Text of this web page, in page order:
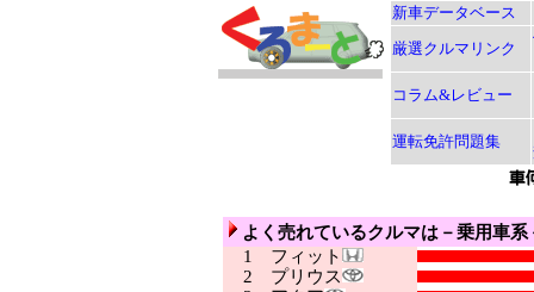
新車データベース
厳選クルマリンク
コラム&レビュー
運転免許問題集
よく売れているクルマは－乗用車系
1
フィット
2 プリウス